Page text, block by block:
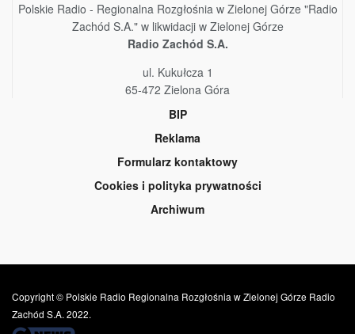
Polskie Radio - Regionalna Rozgłośnia w Zielonej Górze "Radio
Zachód S.A." w likwidacji w Zielonej Górze
Radio Zachód S.A.
ul. Kukułcza 1
65-472 Zielona Góra
BIP
Reklama
Formularz kontaktowy
Cookies i polityka prywatności
Archiwum
Copyright © Polskie Radio Regionalna Rozgłośnia w Zielonej Górze Radio
Zachód S.A. 2022.